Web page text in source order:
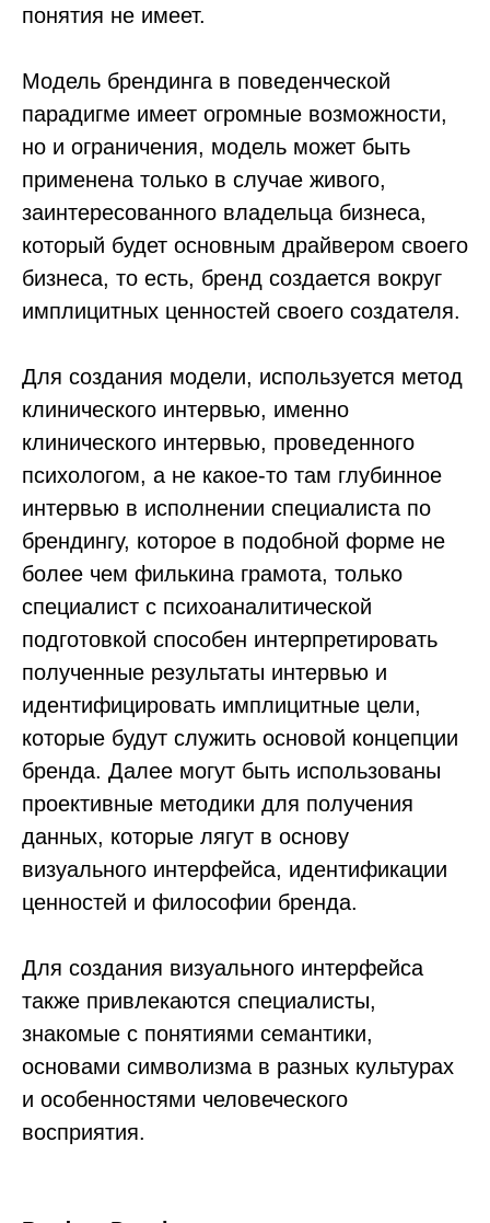
понятия не имеет.
Модель брендинга в поведенческой
парадигме имеет огромные возможности,
но и ограничения, модель может быть
применена только в случае живого,
заинтересованного владельца бизнеса,
который будет основным драйвером своего
бизнеса, то есть, бренд создается вокруг
имплицитных ценностей своего создателя.
Для создания модели, используется метод
клинического интервью, именно
клинического интервью, проведенного
психологом, а не какое-то там глубинное
интервью в исполнении специалиста по
брендингу, которое в подобной форме не
более чем филькина грамота, только
специалист с психоаналитической
подготовкой способен интерпретировать
полученные результаты интервью и
идентифицировать имплицитные цели,
которые будут служить основой концепции
бренда. Далее могут быть использованы
проективные методики для получения
данных, которые лягут в основу
визуального интерфейса, идентификации
ценностей и философии бренда.
Для создания визуального интерфейса
также привлекаются специалисты,
знакомые с понятиями семантики,
основами символизма в разных культурах
и особенностями человеческого
восприятия.